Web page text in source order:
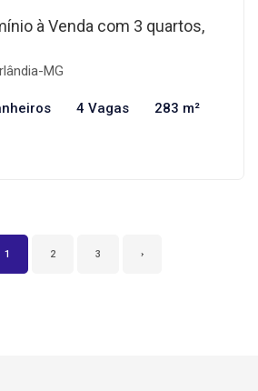
à Venda com 3 quartos,
MG
4 Vagas 283 m²
1 2 3 ›